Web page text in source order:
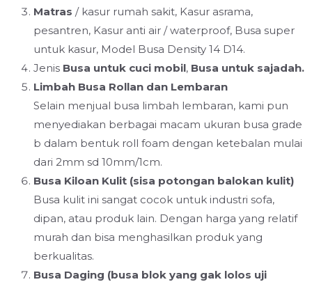
Matras / kasur rumah sakit, Kasur asrama,
pesantren, Kasur anti air / waterproof, Busa super
untuk kasur, Model Busa Density 14 D14.
Jenis Busa untuk cuci mobil, Busa untuk sajadah.
Limbah Busa Rollan dan Lembaran
Selain menjual busa limbah lembaran, kami pun
menyediakan berbagai macam ukuran busa grade
b dalam bentuk roll foam dengan ketebalan mulai
dari 2mm sd 10mm/1cm.
Busa Kiloan Kulit (sisa potongan balokan kulit)
Busa kulit ini sangat cocok untuk industri sofa,
dipan, atau produk lain. Dengan harga yang relatif
murah dan bisa menghasilkan produk yang
berkualitas.
Busa Daging (busa blok yang gak lolos uji